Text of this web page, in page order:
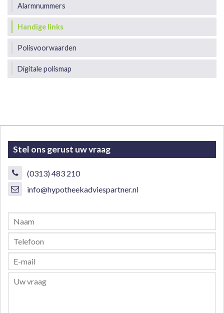
Alarmnummers
Handige links
Polisvoorwaarden
Digitale polismap
Stel ons gerust uw vraag
(0313) 483 210
info@hypotheekadviespartner.nl